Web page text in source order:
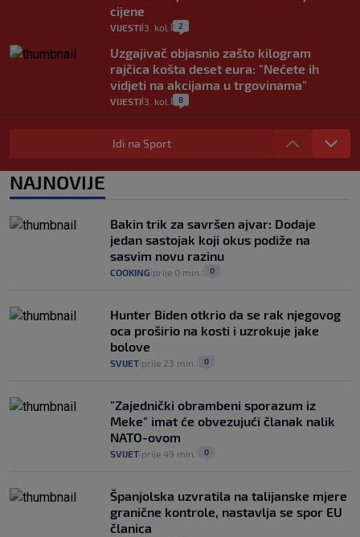
cijene
VIJESTI 3. kol. 2
Uzgajivač objasnio zašto kilogram
rajčica košta deset eura: "Nećete ih
vidjeti na akcijama u trgovinama"
VIJESTI 3. kol. 8
Selidba je jedno od stresnijih iskustava.
Evo aktualnih cijena i nekoliko savjeta
0
automobilom na Hvar iz Zagreba, a
koliko iz Osijeka
VIJESTI 14
Idi na Sport
NAJNOVIJE
Bakin trik za savršen ajvar: Dodaje
jedan sastojak koji okus podiže na
sasvim novu razinu
COOKING prije 0 min. 0
Hunter Biden otkrio da se rak njegovog
oca proširio na kosti i uzrokuje jake
bolove
SVIJET prije 23 min. 0
"Zajednički obrambeni sporazum iz
Meke" imat će obvezujući članak nalik
NATO-ovom
SVIJET prije 49 min. 0
Španjolska uzvratila na talijanske mjere
granične kontrole, nastavlja se spor EU
članica